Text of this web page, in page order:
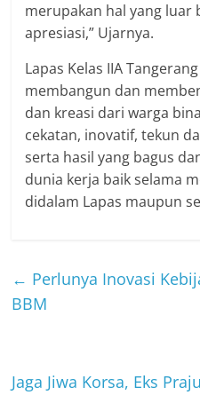
merupakan hal yang luar
apresiasi,” Ujarnya.
Lapas Kelas IIA
membangun dan
dan kreasi dari warga
cekatan, inovatif, tekun
serta hasil yang bagus
dunia kerja baik selama
didalam Lapas maupun
← Perlunya Inovasi
BBM
Jaga Jiwa Korsa, Eks